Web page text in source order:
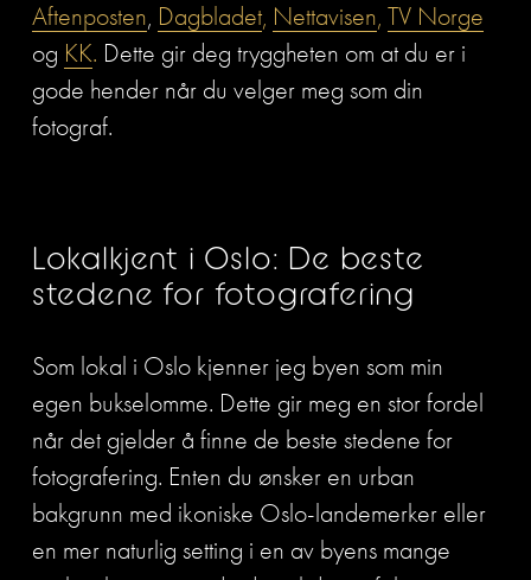
Aftenposten, Dagbladet, Nettavisen, TV Norge
og KK. Dette gir deg tryggheten om at du er i
gode hender når du velger meg som din
fotograf.
Lokalkjent i Oslo: De beste
stedene for fotografering
Som lokal i Oslo kjenner jeg byen som min
egen bukselomme. Dette gir meg en stor fordel
når det gjelder å finne de beste stedene for
fotografering. Enten du ønsker en urban
bakgrunn med ikoniske Oslo-landemerker eller
en mer naturlig setting i en av byens mange